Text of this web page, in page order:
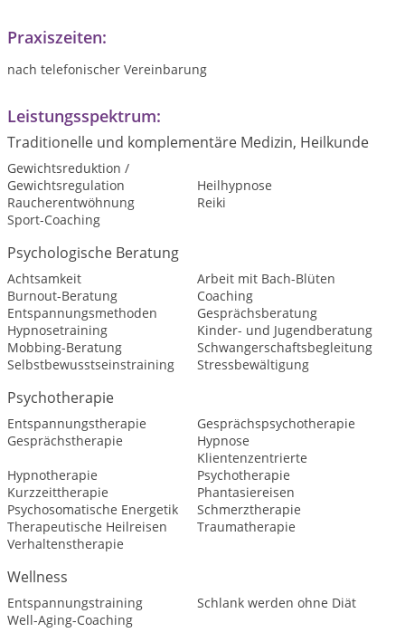
Praxiszeiten:
nach telefonischer Vereinbarung
Leistungsspektrum:
Traditionelle und komplementäre Medizin, Heilkunde
Gewichtsreduktion /
Gewichtsregulation
Heilhypnose
Raucherentwöhnung
Reiki
Sport-Coaching
Psychologische Beratung
Achtsamkeit
Arbeit mit Bach-Blüten
Burnout-Beratung
Coaching
Entspannungsmethoden
Gesprächsberatung
Hypnosetraining
Kinder- und Jugendberatung
Mobbing-Beratung
Schwangerschaftsbegleitung
Selbstbewusstseinstraining
Stressbewältigung
Psychotherapie
Entspannungstherapie
Gesprächspsychotherapie
Gesprächstherapie
Hypnose
Hypnotherapie
Klientenzentrierte
Psychotherapie
Kurzzeittherapie
Phantasiereisen
Psychosomatische Energetik
Schmerztherapie
Therapeutische Heilreisen
Traumatherapie
Verhaltenstherapie
Wellness
Entspannungstraining
Schlank werden ohne Diät
Well-Aging-Coaching